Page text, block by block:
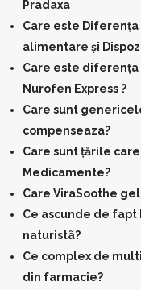
Pradaxa
Care este
alimentare și
Care este diferența
Nurofen Express ?
Care sunt
compenseaza?
Care sunt țările
Medicamente?
Care ViraSoothe
Ce ascunde de fapt
naturistã?
Ce complex de
din farmacie?